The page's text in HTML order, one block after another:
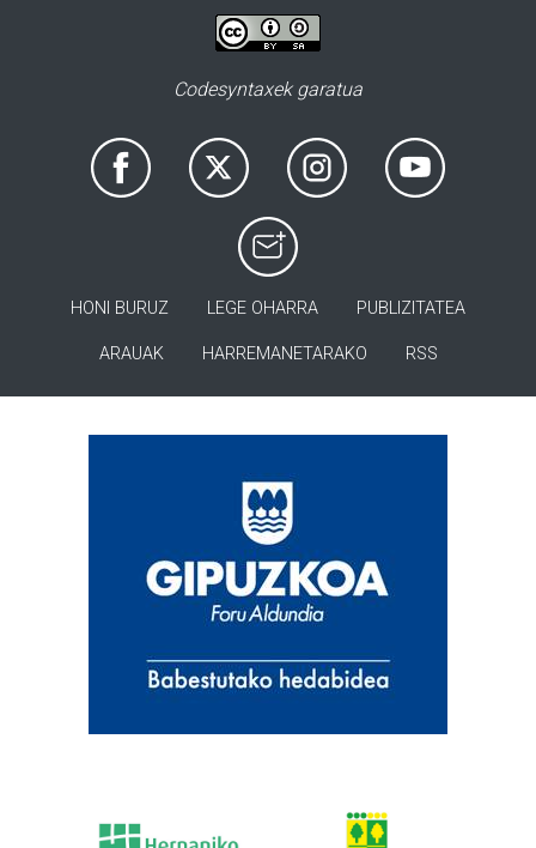
Codesyntaxek garatua
HONI BURUZ LEGE OHARRA PUBLIZITATEA
ARAUAK HARREMANETARAKO RSS